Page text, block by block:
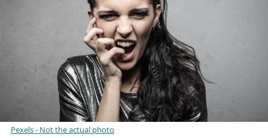
Pexels - Not the actual photo